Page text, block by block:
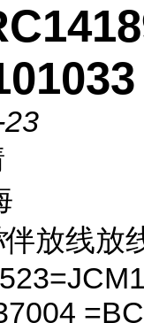
伴放线放